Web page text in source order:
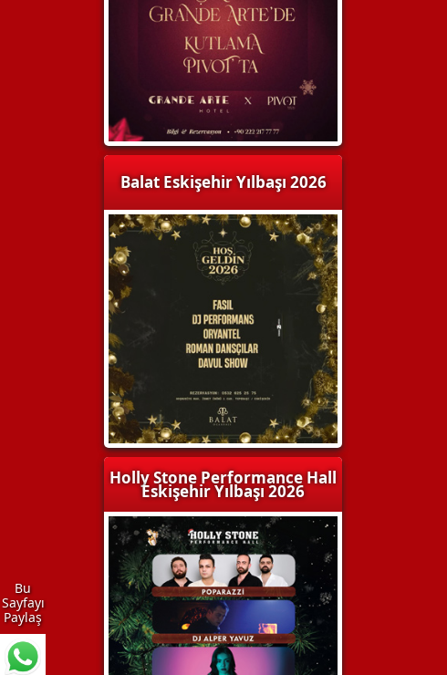
Balat Eskişehir Yılbaşı 2026
Holly Stone Performance Hall
Eskişehir Yılbaşı 2026
Bu
Sayfayı
Paylaş